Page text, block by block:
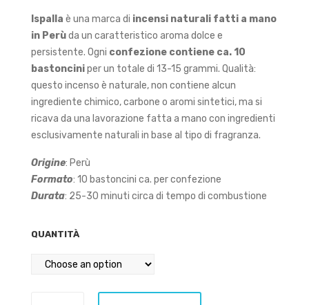
Cop
al
Ispalla è una marca di incensi naturali fatti a mano
in Perùda un caratteristico aroma dolce e
persistente. Ogni confezione contiene ca. 10
bastonciniper un totale di 13-15 grammi. Qualità:
questo incenso è naturale, non contiene alcun
ingrediente chimico, carbone o aromi sintetici, ma si
ricava da una lavorazione fatta a mano con ingredienti
esclusivamente naturali in base al tipo di fragranza.
Origine: Perù
Formato: 10 bastoncini ca. per confezione
Durata: 25-30 minuti circa di tempo di combustione
QUANTITÀ